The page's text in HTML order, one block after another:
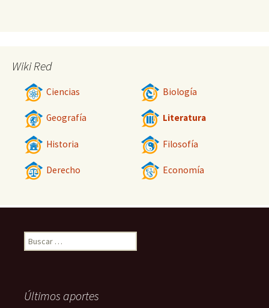
Wiki Red
Ciencias Biología
Geografía Literatura
Historia Filosofía
Derecho Economía
Buscar:
Últimos aportes